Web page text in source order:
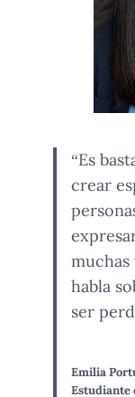
“Es
crear
muchas
habla
ser
Emilia
Estudiante